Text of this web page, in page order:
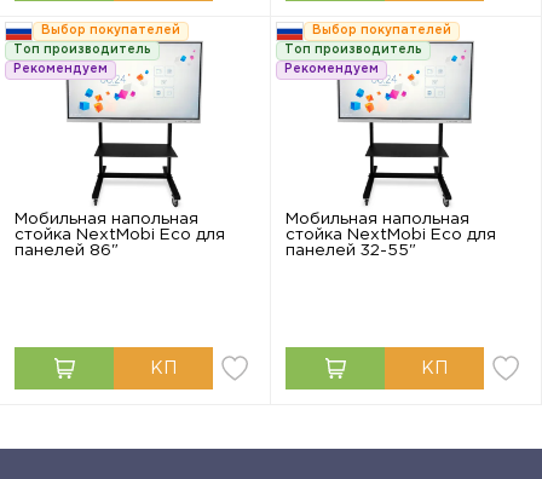
Выбор покупателей
Топ производитель
Рекомендуем
Мобильная напольная
стойка NextMobi Eco для
панелей 86"
Выбор покупателей
Топ производитель
Рекомендуем
Мобильная напольная
стойка NextMobi Eco для
панелей 32-55"